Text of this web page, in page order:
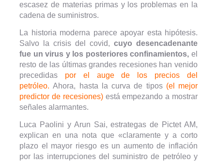
escasez de materias primas y los problemas en la
cadena de suministros.
La historia moderna parece apoyar esta hipótesis.
Salvo la crisis del covid, cuyo desencadenante
fue un virus y los posteriores confinamientos, el
resto de las últimas grandes recesiones han venido
precedidas por el auge de los precios del
petróleo. Ahora, hasta la curva de tipos (el mejor
predictor de recesiones)está empezando a mostrar
señales alarmantes.
Luca Paolini y Arun Sai, estrategas de Pictet AM,
explican en una nota que «claramente y a corto
plazo el mayor riesgo es un aumento de inflación
por las interrupciones del suministro de petróleo y